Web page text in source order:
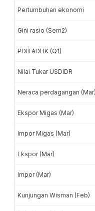
Pertumbuhan ekonomi
Gini rasio (Sem2)
PDB ADHK (Q1)
Nilai Tukar USDIDR
Neraca perdagangan (Mar)
Ekspor Migas (Mar)
Impor Migas (Mar)
Ekspor (Mar)
Impor (Mar)
Kunjungan Wisman (Feb)